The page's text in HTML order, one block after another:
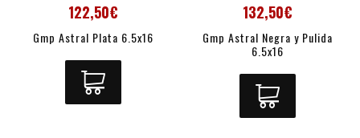
122,50€
Gmp Astral Plata 6.5x16
132,50€
Gmp Astral Negra y Pulida
6.5x16